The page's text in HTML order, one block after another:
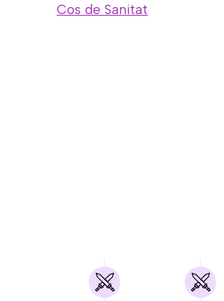
Cos de Sanitat